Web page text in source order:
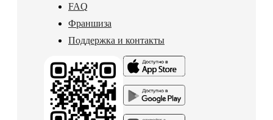
FAQ
Франшиза
Поддержка и контакты